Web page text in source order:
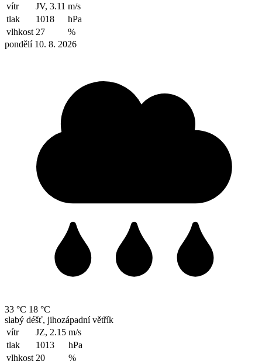
vítr
JV, 3.11 m/s
tlak
1018
hPa
vlhkost 27
%
pondělí 10. 8. 2026
33 °C 18 °C
slabý déšť, jihozápadní větřík
vítr
JZ, 2.15 m/s
tlak
1013
hPa
vlhkost 20
%